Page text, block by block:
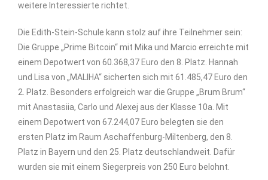
weitere Interessierte richtet.
Die Edith-Stein-Schule kann stolz auf ihre Teilnehmer sein:
Die Gruppe „Prime Bitcoin“ mit Mika und Marcio erreichte mit
einem Depotwert von 60.368,37 Euro den 8. Platz. Hannah
und Lisa von „MALIHA“ sicherten sich mit 61.485,47 Euro den
2. Platz. Besonders erfolgreich war die Gruppe „Brum Brum“
mit Anastasiia, Carlo und Alexej aus der Klasse 10a. Mit
einem Depotwert von 67.244,07 Euro belegten sie den
ersten Platz im Raum Aschaffenburg-Miltenberg, den 8.
Platz in Bayern und den 25. Platz deutschlandweit. Dafür
wurden sie mit einem Siegerpreis von 250 Euro belohnt.